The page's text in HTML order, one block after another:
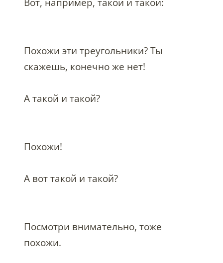
Похожи эти треугольники? Ты
скажешь, конечно же нет!
А такой и такой?
Похожи!
А вот такой и такой?
Посмотри внимательно, тоже
похожи.